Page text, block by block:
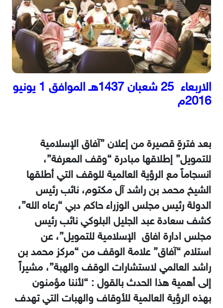
الاربعاء 25 شعبان 1437هـ الموافق 1 يونيو
2016م
بعد فترةٍ قصيرة من إعلان ‏”آفاق الإسلامية
للتمويل” إطلاقها مبادرة “وقف المعرفة”،
انسجاماً مع الرؤية العالمية للوقف التي أطلقها
الشيخ محمد بن راشد ‏آل مكتوم، نائب رئيس
الدولة ‏رئيس مجلس الوزراء حاكم دبي “رعاه الله”،
كشف سعادة عبد الجليل البلوكي نائب رئيس
مجلس ادارة افاق الإسلامية للتمويل”،‏ عن
استلام “آفاق” علامة الوقف من “مركز محمد بن
راشد العالمي لاستشارات الوقف والهبة”، مشيراً
إلى أهمية هذا الحدث بالقول : “لأننا مؤمنون
بهذه الرؤية العالمية للأوقاف والهبات التي تهدف